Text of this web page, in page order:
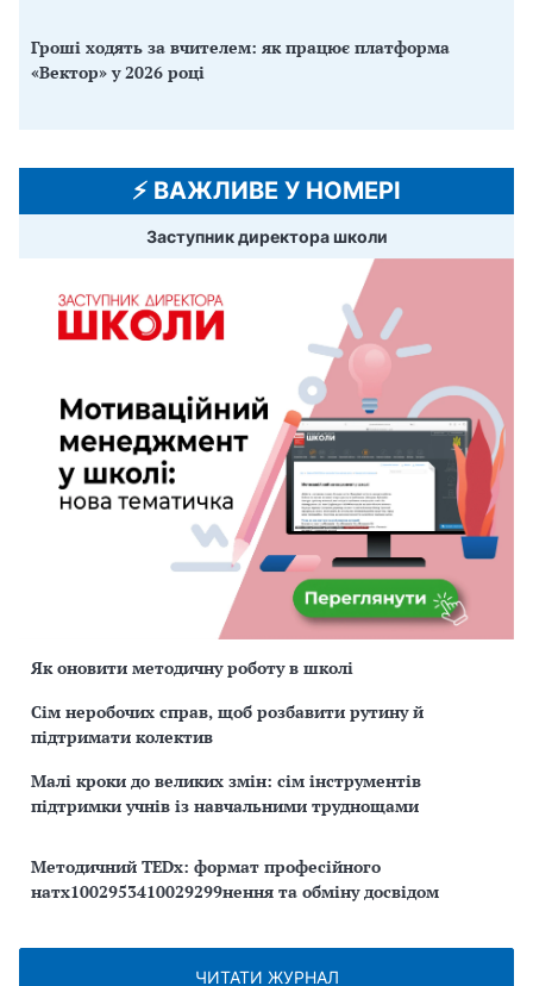
Гроші ходять за вчителем: як працює платформа
«Вектор» у 2026 році
⚡️ ВАЖЛИВЕ У НОМЕРІ
Заступник директора школи
Як оновити методичну роботу в школі
Сім неробочих справ, щоб розбавити рутину й
підтримати колектив
Малі кроки до великих змін: сім інструментів
підтримки учнів із навчальними труднощами
Методичний TEDx: формат професійного
натх1002953410029299нення та обміну досвідом
ЧИТАТИ ЖУРНАЛ